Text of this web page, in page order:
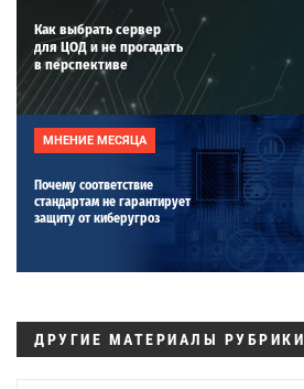
Как выбрать сервер
для ЦОД и не прогадать
в перспективе
МНЕНИЕ МЕСЯЦА
Почему соответствие
стандартам не гарантирует
защиту от киберугроз
ДРУГИЕ МАТЕРИАЛЫ РУБРИКИ